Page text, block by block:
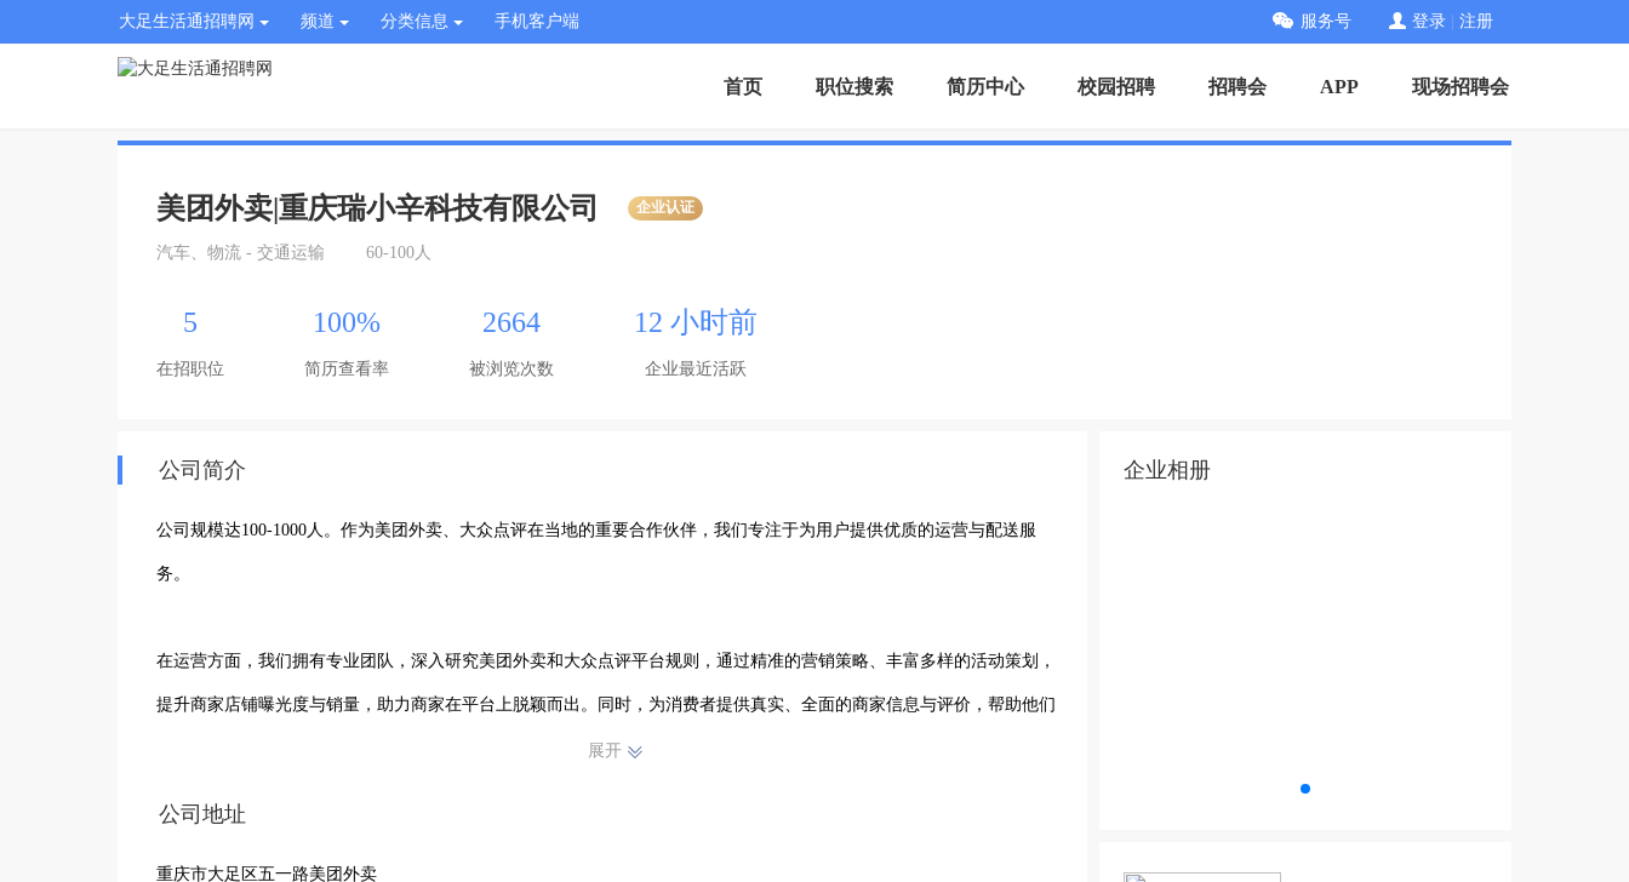
大足生活通招聘网 频道 分类信息 手机客户端 服务号 登录 注册
首页 职位搜索 简历中心 校园招聘 招聘会 APP 现场招聘会
美团外卖|重庆瑞小辛科技有限公司 企业认证
汽车、物流 - 交通运输 60-100人
5
在招职位
100%
简历查看率
2664
被浏览次数
12 小时前
企业最近活跃
公司简介
公司规模达100-1000人。作为美团外卖、大众点评在当地的重要合作伙伴，我们专注于为用户提供优质的运营与配送服
务。
在运营方面，我们拥有专业团队，深入研究美团外卖和大众点评平台规则，通过精准的营销策略、丰富多样的活动策划，
提升商家店铺曝光度与销量，助力商家在平台上脱颖而出。同时，为消费者提供真实、全面的商家信息与评价，帮助他们
展开
公司地址
重庆市大足区五一路美团外卖
企业相册